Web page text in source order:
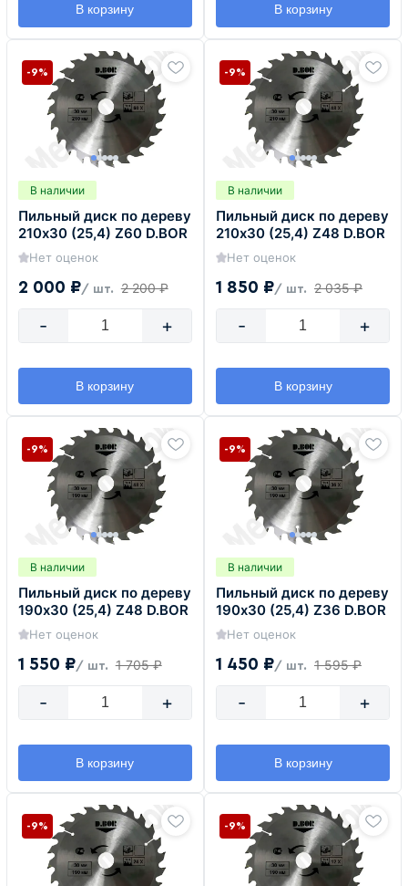
В корзину В корзину
В наличии
Пильный диск по дереву
210х30 (25,4) Z60 D.BOR
Нет оценок
2 000 ₽/ шт. 2 200 ₽
-9%
- +
В корзину
В наличии
Пильный диск по дереву
210х30 (25,4) Z48 D.BOR
Нет оценок
1 850 ₽/ шт. 2 035 ₽
-9%
- +
В корзину
В наличии
Пильный диск по дереву
190х30 (25,4) Z48 D.BOR
Нет оценок
1 550 ₽/ шт. 1 705 ₽
-9%
- +
В корзину
В наличии
Пильный диск по дереву
190х30 (25,4) Z36 D.BOR
Нет оценок
1 450 ₽/ шт. 1 595 ₽
-9%
- +
В корзину
-9% -9%